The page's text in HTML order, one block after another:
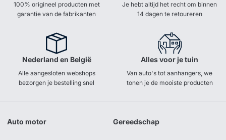
100% origineel producten met
garantie van de fabrikanten
Je hebt altijd het recht om binnen
14 dagen te retoureren
Nederland en België
Alle aangesloten webshops
bezorgen je bestelling snel
Alles voor je tuin
Van auto's tot aanhangers, we
tonen je de mooiste producten
Auto motor Gereedschap